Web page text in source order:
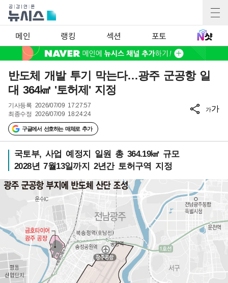
메인 랭킹 섹션 포토
반도체 개발 투기 막는다…광주 군공항 일
대 364㎢ '토허제' 지정
기사등록 2026/07/09 17:27:57
최종수정 2026/07/09 18:24:24
구글에서 선호하는 매체로 추가
가가
국토부, 사업 예정지 일원 총 364.19㎢ 규모
2028년 7월13일까지 2년간 토허구역 지정